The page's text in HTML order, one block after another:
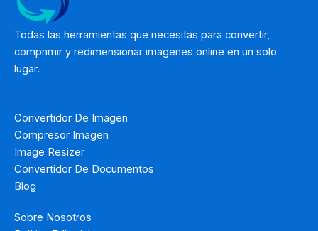
Todas las herramientas que necesitas para convertir,
comprimir y redimensionar imagenes online en un solo
lugar.
Convertidor De Imagen
Compresor Imagen
Image Resizer
Convertidor De Documentos
Blog
Sobre Nosotros